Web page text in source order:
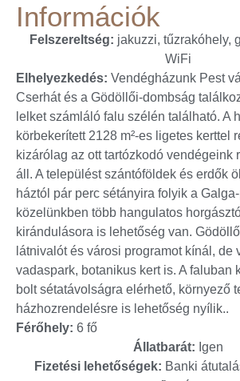
Információk
Felszereltség: jakuzzi, tűzrakóhely,
WiFi
Elhelyezkedés: Vendégházunk Pest
Cserhát és a Gödöllői-dombság
lelket számláló falu szélén található. A
körbekerített 2128 m²-es ligetes kerttel
kizárólag az ott tartózkodó vendégeink
áll. A települést szántóföldek és erdők
háztól pár perc sétányira folyik a
közelünkben több hangulatos
kirándulásora is lehetőség van.
látnivalót és városi programot kínál, de
vadaspark, botanikus kert is. A faluban
bolt sétatávolságra elérhető, környező
házhozrendelésre is lehetőség nyílik..
Férőhely: 6 fő
Állatbarát: Igen
Fizetési lehetőségek: Banki